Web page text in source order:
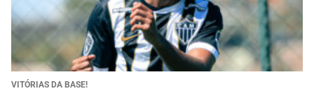
VITÓRIAS DA BASE!